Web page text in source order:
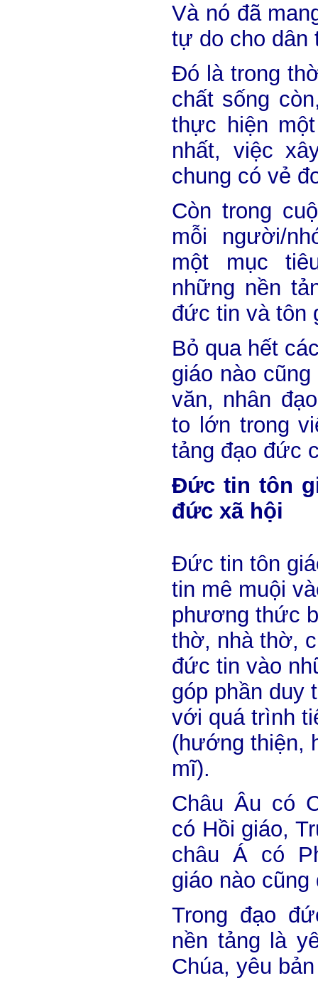
Và nó đã
tự do cho dân
Đó là trong
chất sống
thực hiện
nhất, việc
chung có vẻ
Còn trong
mỗi người/
một mục
những nền
đức tin và tôn
Bỏ qua hết
giáo nào
văn, nhân
to lớn trong
tảng đạo đức
Đức tin tôn
đức xã hội
Đức tin tôn
tin mê muội
phương thức
thờ, nhà thờ,
đức tin vào
góp phần duy
với quá trình
(hướng thiện,
mĩ).
Châu Âu có
có Hồi giáo,
châu Á có
giáo nào
Trong đạo
nền tảng là
Chúa, yêu